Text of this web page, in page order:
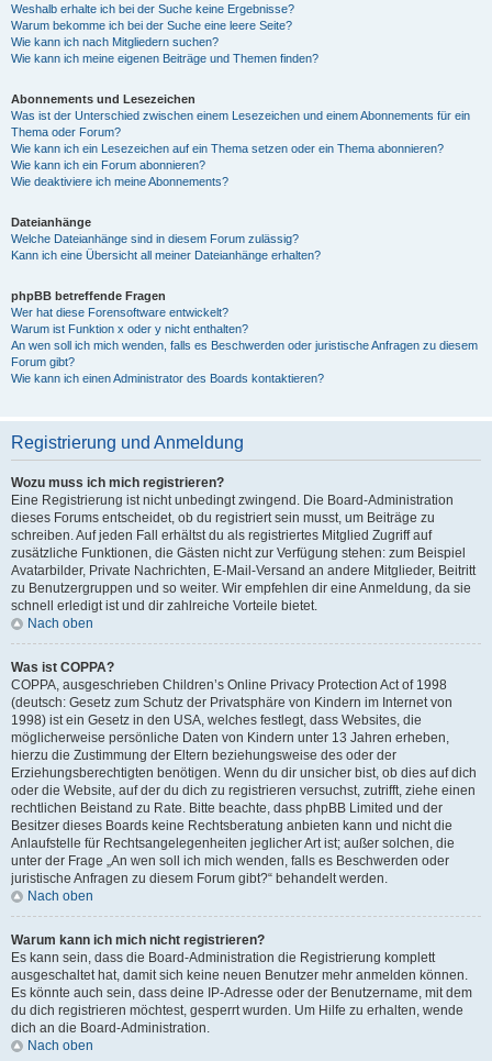
Weshalb erhalte ich bei der Suche keine Ergebnisse?
Warum bekomme ich bei der Suche eine leere Seite?
Wie kann ich nach Mitgliedern suchen?
Wie kann ich meine eigenen Beiträge und Themen finden?
Abonnements und Lesezeichen
Was ist der Unterschied zwischen einem Lesezeichen und einem Abonnements für ein
Thema oder Forum?
Wie kann ich ein Lesezeichen auf ein Thema setzen oder ein Thema abonnieren?
Wie kann ich ein Forum abonnieren?
Wie deaktiviere ich meine Abonnements?
Dateianhänge
Welche Dateianhänge sind in diesem Forum zulässig?
Kann ich eine Übersicht all meiner Dateianhänge erhalten?
phpBB betreffende Fragen
Wer hat diese Forensoftware entwickelt?
Warum ist Funktion x oder y nicht enthalten?
An wen soll ich mich wenden, falls es Beschwerden oder juristische Anfragen zu diesem
Forum gibt?
Wie kann ich einen Administrator des Boards kontaktieren?
Registrierung und Anmeldung
Wozu muss ich mich registrieren?
Eine Registrierung ist nicht unbedingt zwingend. Die Board-Administration
dieses Forums entscheidet, ob du registriert sein musst, um Beiträge zu
schreiben. Auf jeden Fall erhältst du als registriertes Mitglied Zugriff auf
zusätzliche Funktionen, die Gästen nicht zur Verfügung stehen: zum Beispiel
Avatarbilder, Private Nachrichten, E-Mail-Versand an andere Mitglieder, Beitritt
zu Benutzergruppen und so weiter. Wir empfehlen dir eine Anmeldung, da sie
schnell erledigt ist und dir zahlreiche Vorteile bietet.
Nach oben
Was ist COPPA?
COPPA, ausgeschrieben Children’s Online Privacy Protection Act of 1998
(deutsch: Gesetz zum Schutz der Privatsphäre von Kindern im Internet von
1998) ist ein Gesetz in den USA, welches festlegt, dass Websites, die
möglicherweise persönliche Daten von Kindern unter 13 Jahren erheben,
hierzu die Zustimmung der Eltern beziehungsweise des oder der
Erziehungsberechtigten benötigen. Wenn du dir unsicher bist, ob dies auf dich
oder die Website, auf der du dich zu registrieren versuchst, zutrifft, ziehe einen
rechtlichen Beistand zu Rate. Bitte beachte, dass phpBB Limited und der
Besitzer dieses Boards keine Rechtsberatung anbieten kann und nicht die
Anlaufstelle für Rechtsangelegenheiten jeglicher Art ist; außer solchen, die
unter der Frage „An wen soll ich mich wenden, falls es Beschwerden oder
juristische Anfragen zu diesem Forum gibt?“ behandelt werden.
Nach oben
Warum kann ich mich nicht registrieren?
Es kann sein, dass die Board-Administration die Registrierung komplett
ausgeschaltet hat, damit sich keine neuen Benutzer mehr anmelden können.
Es könnte auch sein, dass deine IP-Adresse oder der Benutzername, mit dem
du dich registrieren möchtest, gesperrt wurden. Um Hilfe zu erhalten, wende
dich an die Board-Administration.
Nach oben